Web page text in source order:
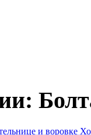
и воровке